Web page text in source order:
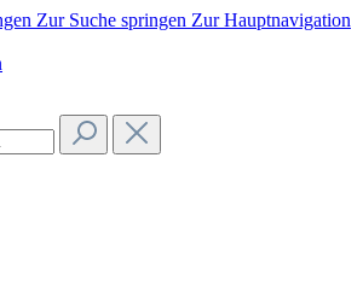
Zur Suche springen Zur Hauptnavigation